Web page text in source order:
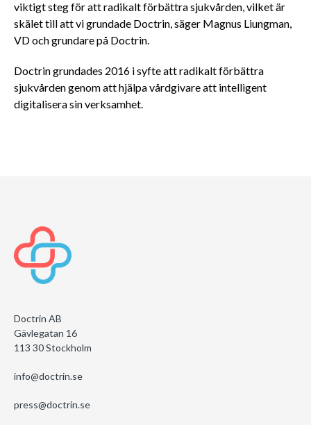
viktigt steg för att radikalt förbättra sjukvården, vilket är
skälet till att vi grundade Doctrin, säger Magnus Liungman,
VD och grundare på Doctrin.
Doctrin grundades 2016 i syfte att radikalt förbättra
sjukvården genom att hjälpa vårdgivare att intelligent
digitalisera sin verksamhet.
Doctrin AB
Gävlegatan 16
113 30 Stockholm
info@doctrin.se
press@doctrin.se